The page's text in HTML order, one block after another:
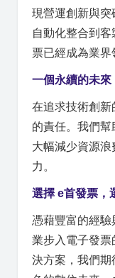
現營運創新與突
自動化整合到
票已經成為業界
一個永續的未來
在追求技術創新
的責任。我們幫
大幅減少資源
力。
選擇 e首發票，
憑藉豐富的經
業步入電子發
決方案，我們